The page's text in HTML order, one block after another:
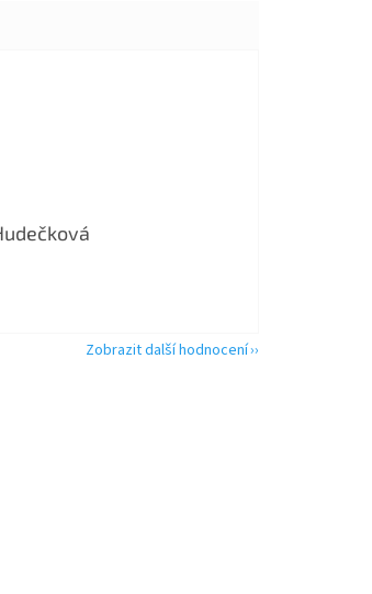
je 5 z 5 hvězdiček.
je 5 z 5 hvězdiček.
Zobrazit další hodnocení